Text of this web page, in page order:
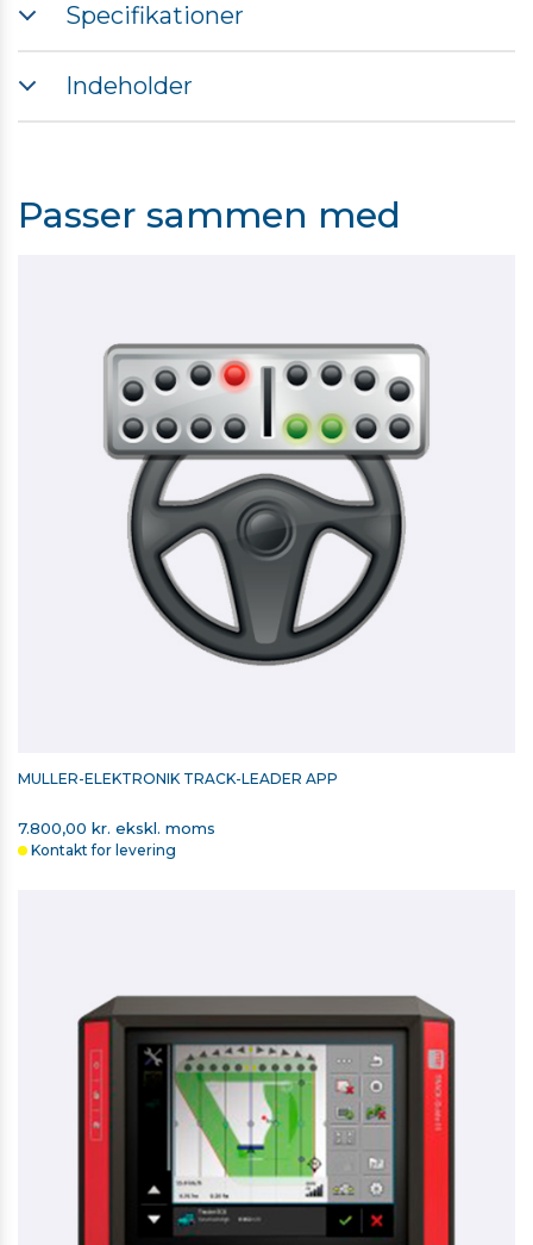
Specifikationer
Indeholder
Passer sammen med
MÜLLER-ELEKTRONIK TRACK-LEADER APP
7.800,00 kr. ekskl. moms
Kontakt for levering